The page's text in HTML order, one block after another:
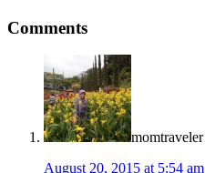
Comments
momtraveler
August 20, 2015 at 5:54 am